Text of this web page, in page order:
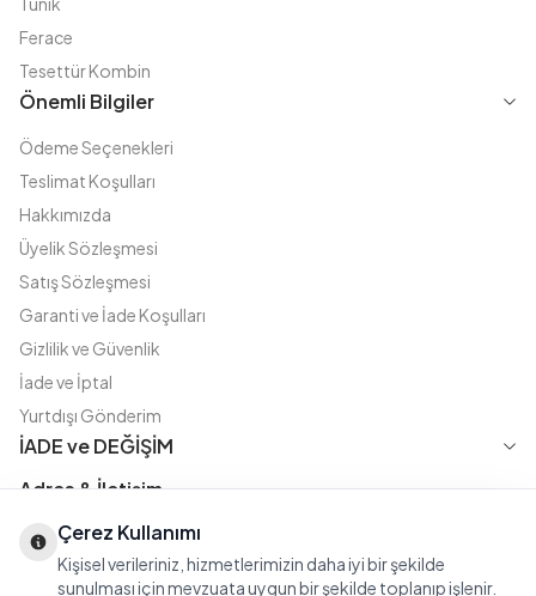
Ferace
Tesettür Kombin
Önemli Bilgiler
Ödeme Seçenekleri
Teslimat Koşulları
Hakkımızda
Üyelik Sözleşmesi
Satış Sözleşmesi
Garanti ve İade Koşulları
Gizlilik ve Güvenlik
İade ve İptal
Yurtdışı Gönderim
İADE ve DEĞİŞİM
Adres & İletişim
Fatih Cd. Akasya sok no:11 D.5 Merter - Güngören / İSTANBUL
08508111144
Instagram
TikTok
X
Çerez Kullanımı
Kişisel verileriniz, hizmetlerimizin daha iyi bir şekilde
sunulması için mevzuata uygun bir şekilde toplanıp işlenir.